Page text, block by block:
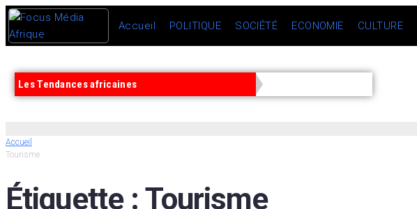
Accueil POLITIQUE SOCIÉTÉ ECONOMIE CULTURE
Les Tendances africaines
Accueil
Tourisme
Étiquette :Tourisme